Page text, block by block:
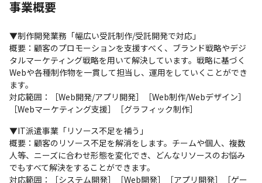
事業概要
▼制作開発業務「幅広い受託制作/受託開発で対応」
概要：顧客のプロモーションを支援すべく、ブランド戦略やデジ
タルマーケティング戦略を用いて解決しています。戦略に基づく
Webや各種制作物を一貫して担当し、運用をしていくことができ
ます。
対応範囲：［Web開発/アプリ開発］［Web制作/Webデザイン］
［Webマーケティング支援］［グラフィック制作］
▼IT派遣事業「リソース不足を補う」
概要：顧客のリソース不足を解消をします。チームや個人、複数
人等、ニーズに合わせ形態を変化でき、どんなリソースのお悩み
でもすべて解決をすることができます。
対応範囲：［システム開発］［Web開発］［アプリ開発］［ゲー